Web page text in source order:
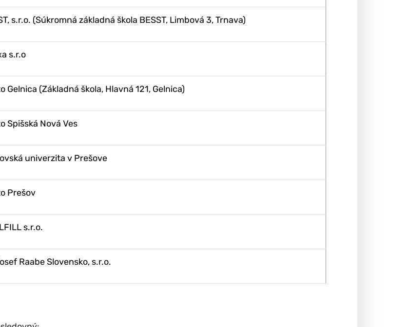
s.r.o. (Súkromná základná škola BESST, Limbová 3, Trnava)
s.r.o
Gelnica (Základná škola, Hlavná 121, Gelnica)
Spišská Nová Ves
univerzita v Prešove
Prešov
s.r.o.
Raabe Slovensko, s.r.o.